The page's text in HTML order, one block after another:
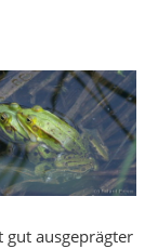
gut ausgeprägter